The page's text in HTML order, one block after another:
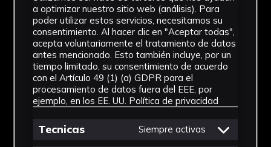
IMÁGENES
a optimizar nuestro sitio web (análisis). Para
poder utilizar estos servicios, necesitamos su
consentimiento. Al hacer clic en "Aceptar todas",
acepta voluntariamente el tratamiento de datos
antes mencionado. Esto también incluye, por un
tiempo limitado, su consentimiento de acuerdo
con el Artículo 49 (1) (a) GDPR para el
procesamiento de datos fuera del EEE, por
ejemplo, en los EE. UU. Política de privacidad
Tecnicas Siempre activas